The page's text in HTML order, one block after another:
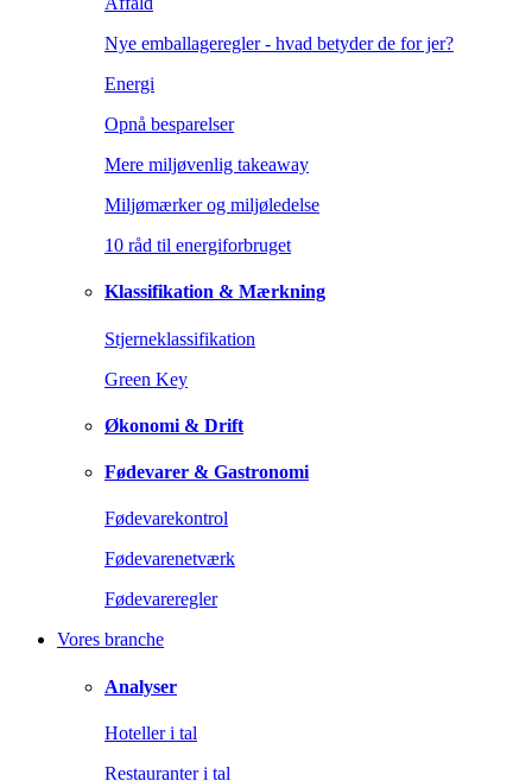
Nye emballageregler - hvad betyder de for jer?
Energi
Opnå besparelser
Mere miljøvenlig takeaway
Miljømærker og miljøledelse
10 råd til energiforbruget
Klassifikation & Mærkning
Stjerneklassifikation
Green Key
Økonomi & Drift
Fødevarer & Gastronomi
Fødevarekontrol
Fødevarenetværk
Fødevareregler
Vores branche
Analyser
Hoteller i tal
Restauranter i tal